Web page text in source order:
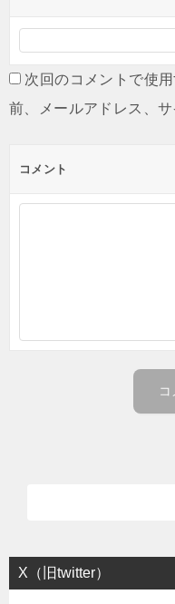
次回のコメントで使
前、メールアドレス、サ
コメント
X（旧twitter）